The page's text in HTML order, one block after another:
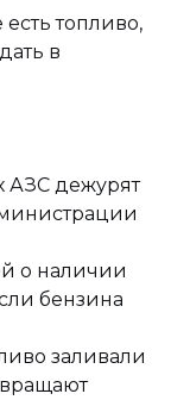
топливо,
в
АЗС дежурят
о наличии
бензина
заливали